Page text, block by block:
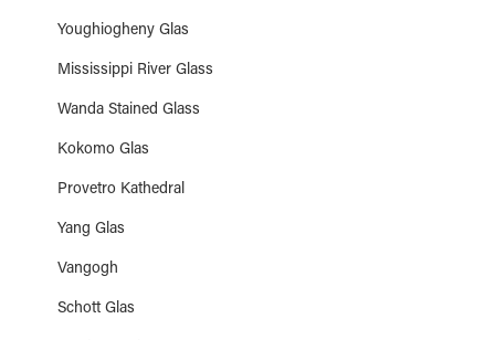
Youghiogheny Glas
Mississippi River Glass
Wanda Stained Glass
Kokomo Glas
Provetro Kathedral
Yang Glas
Vangogh
Schott Glas